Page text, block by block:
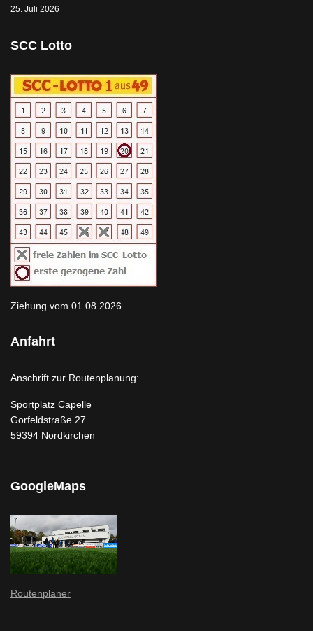
25. Juli 2026
SCC Lotto
Ziehung vom 01.08.2026
Anfahrt
Anschrift zur Routenplanung:
Sportplatz Capelle
Gorfeldstraße 27
59394 Nordkirchen
GoogleMaps
Routenplaner